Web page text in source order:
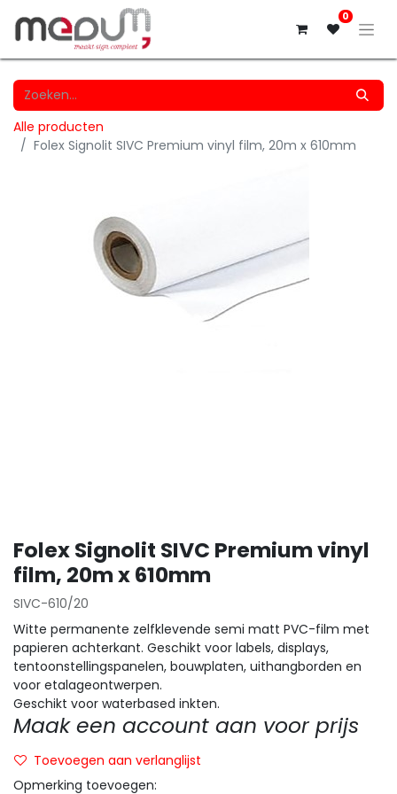
0
Alle producten
Folex Signolit SIVC Premium vinyl film, 20m x 610mm
Folex Signolit SIVC Premium vinyl
film, 20m x 610mm
SIVC-610/20
Witte permanente zelfklevende semi matt PVC-film met
papieren achterkant. Geschikt voor labels, displays,
tentoonstellingspanelen, bouwplaten, uithangborden en
voor etalageontwerpen.
Geschikt voor waterbased inkten.
Maak een account aan voor prijs
Toevoegen aan verlanglijst
Opmerking toevoegen: